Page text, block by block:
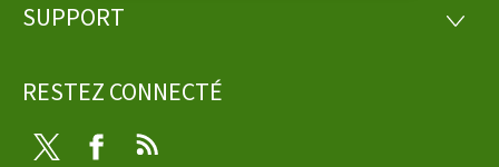
page
SUPPORT
RESTEZ CONNECTÉ
Twitter Facebook